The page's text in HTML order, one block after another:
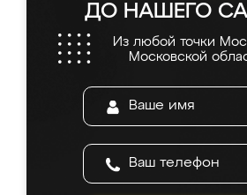
ДО НАШЕГО
Из любой точки
Московской